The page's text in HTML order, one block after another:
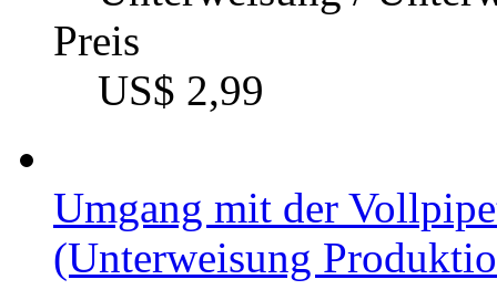
Preis
US$ 2,99
Umgang mit der
(Unterweisung